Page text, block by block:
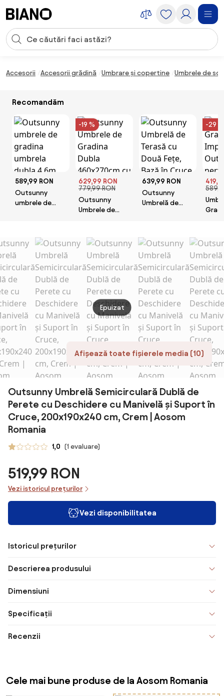
Introducerea căutării
Accesorii Accesorii grădină Umbrare și copertine Umbrele de
Recomandăm
589,99 RON
Outsunny
umbrele de
piscina | Aosom
Romania
-19 %
629,99 RON
779,99 RON
Outsunny
Umbrele de
Manivela si
Transversala |
Aosom Romania
639,99 RON
Outsunny
Umbrelă de
de Înclinare și
Manivelă |
Aosom Romania
-29 %
UV
|
Afișează toate fișierele media (10)
Epuizat
Outsunny Umbrelă Semicirculară Dublă de
Perete cu Deschidere cu Manivelă și Suport în
Cruce, 200x190x240 cm, Crem | Aosom
Romania
1,0 (1 evaluare)
519,99 RON
Vezi istoricul prețurilor
Vezi disponibilitatea
Istoricul prețurilor
Descrierea produsului
Dimensiuni
Specificații
Recenzii
Cele mai bune produse de la Aosom Romania